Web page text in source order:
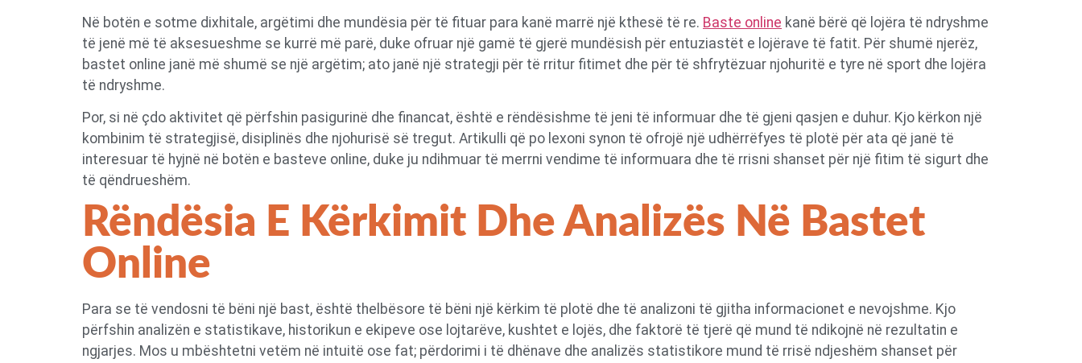
Në botën e sotme dixhitale, argëtimi dhe mundësia për të fituar para kanë marrë një kthesë të re. Baste online kanë bërë që lojëra të ndryshme
të jenë më të aksesueshme se kurrë më parë, duke ofruar një gamë të gjerë mundësish për entuziastët e lojërave të fatit. Për shumë njerëz,
bastet online janë më shumë se një argëtim; ato janë një strategji për të rritur fitimet dhe për të shfrytëzuar njohuritë e tyre në sport dhe lojëra
të ndryshme.
Por, si në çdo aktivitet që përfshin pasigurinë dhe financat, është e rëndësishme të jeni të informuar dhe të gjeni qasjen e duhur. Kjo kërkon një
kombinim të strategjisë, disiplinës dhe njohurisë së tregut. Artikulli që po lexoni synon të ofrojë një udhërrëfyes të plotë për ata që janë të
interesuar të hyjnë në botën e basteve online, duke ju ndihmuar të merrni vendime të informuara dhe të rrisni shanset për një fitim të sigurt dhe
të qëndrueshëm.
Rëndësia E Kërkimit Dhe Analizës Në Bastet
Online
Para se të vendosni të bëni një bast, është thelbësore të bëni një kërkim të plotë dhe të analizoni të gjitha informacionet e nevojshme. Kjo
përfshin analizën e statistikave, historikun e ekipeve ose lojtarëve, kushtet e lojës, dhe faktorë të tjerë që mund të ndikojnë në rezultatin e
ngjarjes. Mos u mbështetni vetëm në intuitë ose fat; përdorimi i të dhënave dhe analizës statistikore mund të rrisë ndjeshëm shanset për